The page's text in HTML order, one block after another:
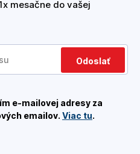
mesačne do vašej
Odoslať
e-mailovej adresy za
emailov. Viac tu.